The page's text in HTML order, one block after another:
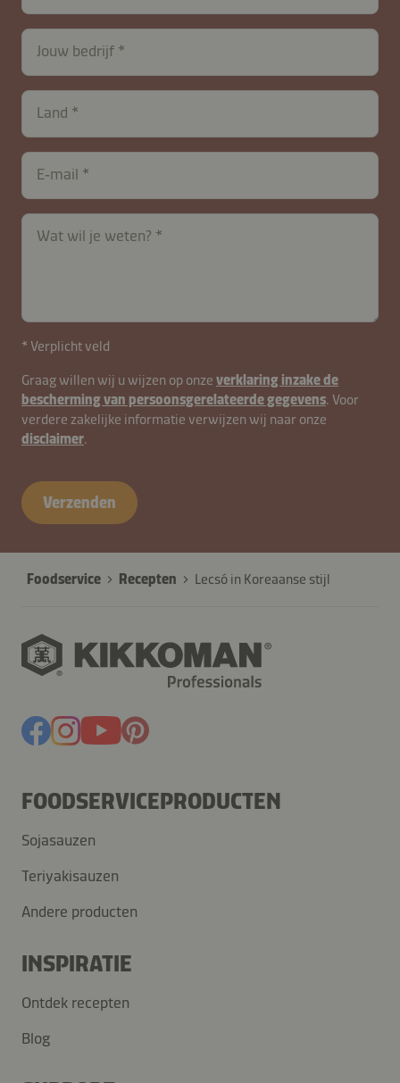
Jouw bedrijf
Land
E‑mail
Wat wil je weten?
contactNL-
26615-
ZjTEi0GR5IkJLqatgz8MYhD3us
* Verplicht veld
Graag willen wij u wijzen op onze verklaring inzake de
bescherming van persoonsgerelateerde gegevens. Voor
verdere zakelijke informatie verwijzen wij naar onze
disclaimer.
Verzenden
Foodservice Recepten Lecsó in Koreaanse stijl
FOODSERVICEPRODUCTEN
Sojasauzen
Teriyakisauzen
Andere producten
INSPIRATIE
Ontdek recepten
Blog